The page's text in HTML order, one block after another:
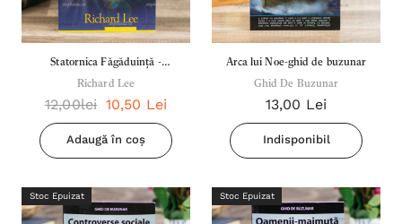
Statornica Făgăduință -
Richard Lee
Richard Lee
12,00lei 10,50 Lei
Adaugă în coș
Arca lui Noe-ghid de buzunar
Ghid De Buzunar
13,00 Lei
Indisponibil
Stoc Epuizat Stoc Epuizat